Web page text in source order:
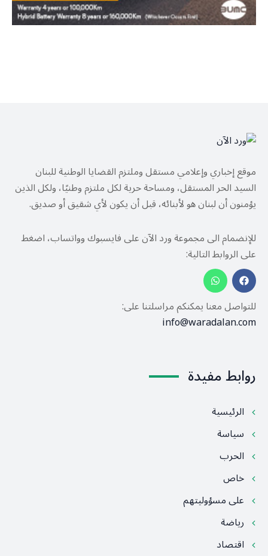
موقع إخباري وإعلامي مستقل وملتزم القضايا الوطنية للبنان
السيد الحر المستقل، ومساحة حرية لكل ملتزم وطنيًا، ولكل الذين
يؤمنون أن لبنان هو لأبنائه، قبل أن يكون لأي شقيق أو صديق.
للإنضمام الى مجموعة ورد الآن على فايسبوك وواتساب، اضغط
على الروابط التالية:
للتواصل معنا يمكنكم مراسلتنا على:
info@waradalan.com
روابط مفيدة
الرئيسية
سياسة
الحرب
خاص
على مسؤوليتهم
رياضة
اقتصاد